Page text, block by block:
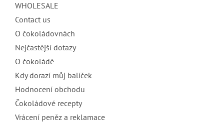
WHOLESALE
Contact us
O čokoládovnách
Nejčastější dotazy
O čokoládě
Kdy dorazí můj balíček
Hodnocení obchodu
Čokoládové recepty
Vrácení peněz a reklamace